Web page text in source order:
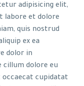
adipisicing elit,
labore et dolore
quis nostrud
ex ea
dolor in
cillum dolore eu
cupidatat